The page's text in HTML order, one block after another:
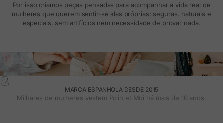
Por isso criamos peças pensadas para acompanhar a vida real de
mulheres que querem sentir-se elas próprias: seguras, naturais e
especiais, sem artifícios nem necessidade de provar nada.
MARCA ESPANHOLA DESDE 2015
Milhares de mulheres vestem Polin et Moi há mais de 10 anos.